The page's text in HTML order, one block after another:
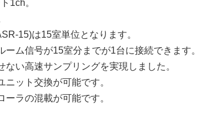
1ch。
15)は15室単位となります。
ム信号が15室分までが1台に接続できます。
い高速サンプリングを実現しました。
ット交換が可能です。
ラの混載が可能です。